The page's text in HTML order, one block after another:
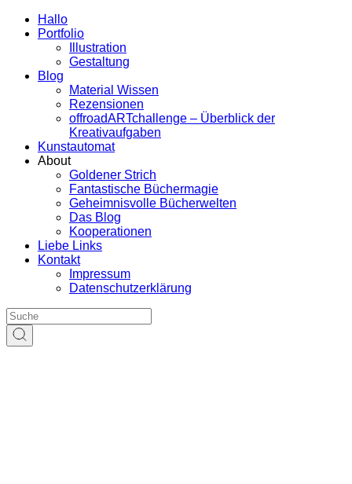
Hallo
Portfolio
Illustration
Gestaltung
Blog
Material Wissen
Rezensionen
offroadARTchallenge – Überblick der
Kreativaufgaben
Kunstautomat
About
Goldener Strich
Fantastische Büchermagie
Geheimnisvolle Bücherwelten
Das Blog
Kooperationen
Liebe Links
Kontakt
Impressum
Datenschutzerklärung